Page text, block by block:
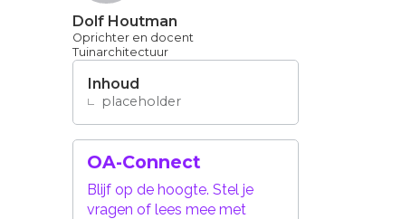
Dolf Houtman
Oprichter en docent
Tuinarchitectuur
Inhoud
placeholder
OA-Connect
Blijf op de hoogte. Stel je
vragen of lees mee met